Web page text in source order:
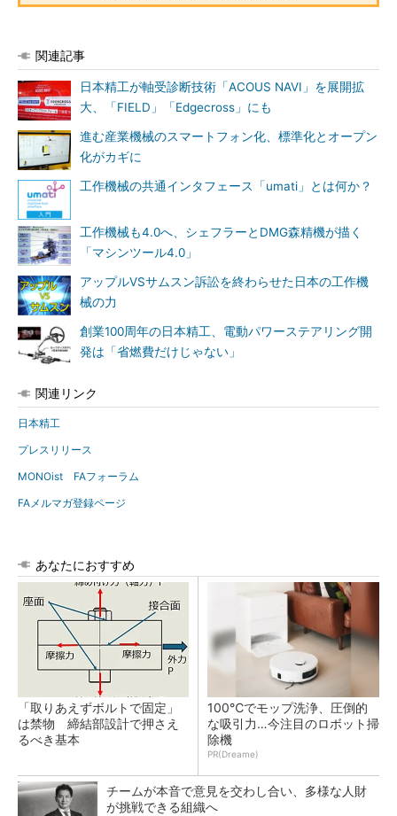
関連記事
日本精工が軸受診断技術「ACOUS NAVI」を展開拡
大、「FIELD」「Edgecross」にも
進む産業機械のスマートフォン化、標準化とオープン
化がカギに
工作機械の共通インタフェース「umati」とは何か？
工作機械も4.0へ、シェフラーとDMG森精機が描く
「マシンツール4.0」
アップルVSサムスン訴訟を終わらせた日本の工作機
械の力
創業100周年の日本精工、電動パワーステアリング開
発は「省燃費だけじゃない」
関連リンク
日本精工
プレスリリース
MONOist FAフォーラム
FAメルマガ登録ページ
あなたにおすすめ
「取りあえずボルトで固定」
は禁物 締結部設計で押さえ
るべき基本
100℃でモップ洗浄、圧倒的
な吸引力…今注目のロボット掃
除機
PR(Dreame)
チームが本音で意見を交わし合い、多様な人財
が挑戦できる組織へ